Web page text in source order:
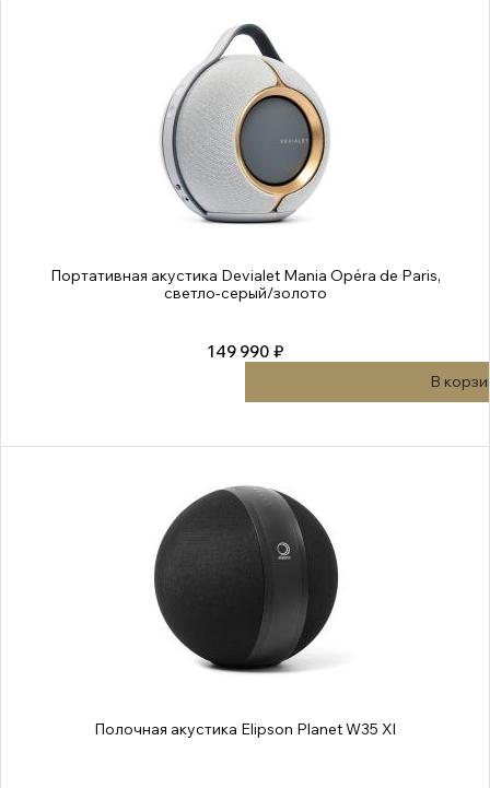
Портативная акустика Devialet Mania Opéra de Paris,
светло-серый/золото
149 990 ₽
В
Полочная акустика Elipson Planet W35 Xl